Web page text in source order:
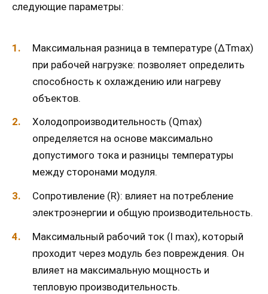
следующие параметры:
Максимальная разница в температуре (ΔTmax)
при рабочей нагрузке: позволяет определить
способность к охлаждению или нагреву
объектов.
Холодопроизводительность (Qmax)
определяется на основе максимально
допустимого тока и разницы температуры
между сторонами модуля.
Сопротивление (R): влияет на потребление
электроэнергии и общую производительность.
Максимальный рабочий ток (I max), который
проходит через модуль без повреждения. Он
влияет на максимальную мощность и
тепловую производительность.